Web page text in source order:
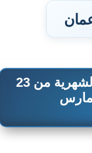
عروض كارفور عمان الشهرية من 23